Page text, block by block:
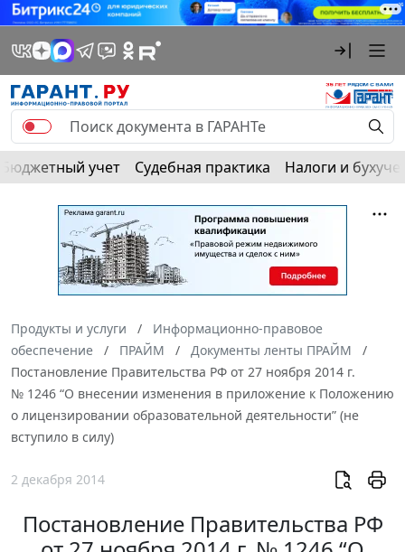
Бюджетный учет Судебная практика Налоги и
Продукты и услуги
Информационно-правовое
обеспечение
ПРАЙМ
Документы ленты ПРАЙМ
Постановление Правительства РФ от 27 ноября 2014 г.
№ 1246 “О внесении изменения в приложение к Положению
о лицензировании образовательной деятельности” (не
вступило в силу)
2 декабря 2014
Постановление Правительства РФ